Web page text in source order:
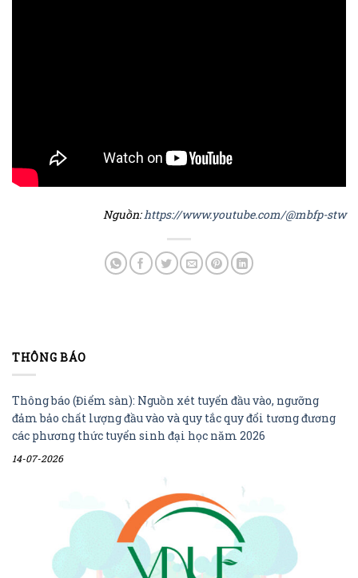
Nguồn:https://www.youtube.com/@mbfp-stw
THÔNG BÁO
Thông báo (Điểm sàn): Nguồn xét tuyển đầu vào, ngưỡng
đảm bảo chất lượng đầu vào và quy tắc quy đổi tương đương
các phương thức tuyển sinh đại học năm 2026
14-07-2026